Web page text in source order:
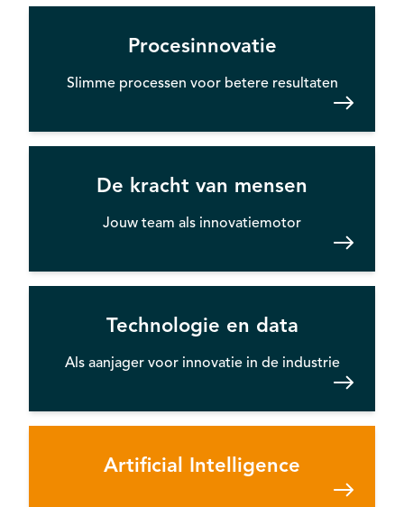
Procesinnovatie
Slimme processen voor betere resultaten
De kracht van mensen
Jouw team als innovatiemotor
Technologie en data
Als aanjager voor innovatie in de industrie
Artificial Intelligence